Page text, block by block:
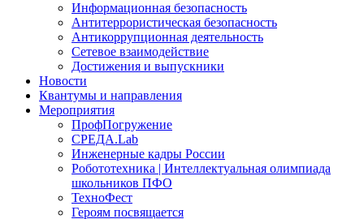
Информационная безопасность
Антитеррористическая безопасность
Антикоррупционная деятельность
Сетевое взаимодействие
Достижения и выпускники
Новости
Квантумы и направления
Мероприятия
ПрофПогружение
СРЕДА.Lab
Инженерные кадры России
Робототехника | Интеллектуальная олимпиада
школьников ПФО
ТехноФест
Героям посвящается